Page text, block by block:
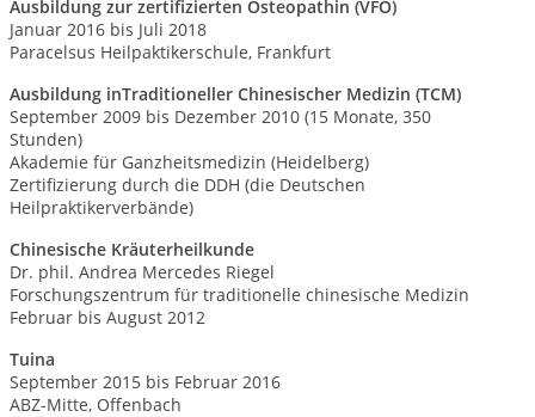
Ausbildung zur zertifizierten Osteopathin (VFO)
Januar 2016 bis Juli 2018
Paracelsus Heilpaktikerschule, Frankfurt
Ausbildung inTraditioneller Chinesischer Medizin (TCM)
September 2009 bis Dezember 2010 (15 Monate, 350
Stunden)
Akademie für Ganzheitsmedizin (Heidelberg)
Zertifizierung durch die DDH (die Deutschen
Heilpraktikerverbände)
Chinesische Kräuterheilkunde
Dr. phil. Andrea Mercedes Riegel
Forschungszentrum für traditionelle chinesische Medizin
Februar bis August 2012
Tuina
September 2015 bis Februar 2016
ABZ-Mitte, Offenbach